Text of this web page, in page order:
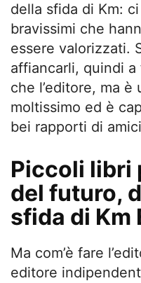
della sfida di Km:
bravissimi che
essere valorizzati.
affiancarli, quindi
che l’editore, ma
moltissimo ed è
bei rapporti di
Piccoli libri
del futuro,
sfida di Km
Ma com’è fare
editore